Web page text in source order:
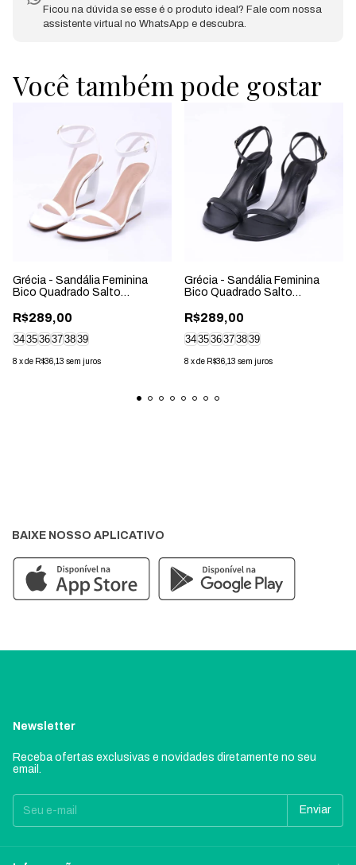
Ficou na dúvida se esse é o produto ideal? Fale com nossa
assistente virtual no WhatsApp e descubra.
Você também pode gostar
Grécia - Sandália Feminina
Bico Quadrado Salto
R$289,00
343536373839
8 xde R$36,13 sem juros
Grécia - Sandália Feminina
Bico Quadrado Salto
R$289,00
343536373839
8 xde R$36,13 sem juros
BAIXE NOSSO APLICATIVO
Newsletter
Receba ofertas exclusivas e novidades diretamente no seu
email.